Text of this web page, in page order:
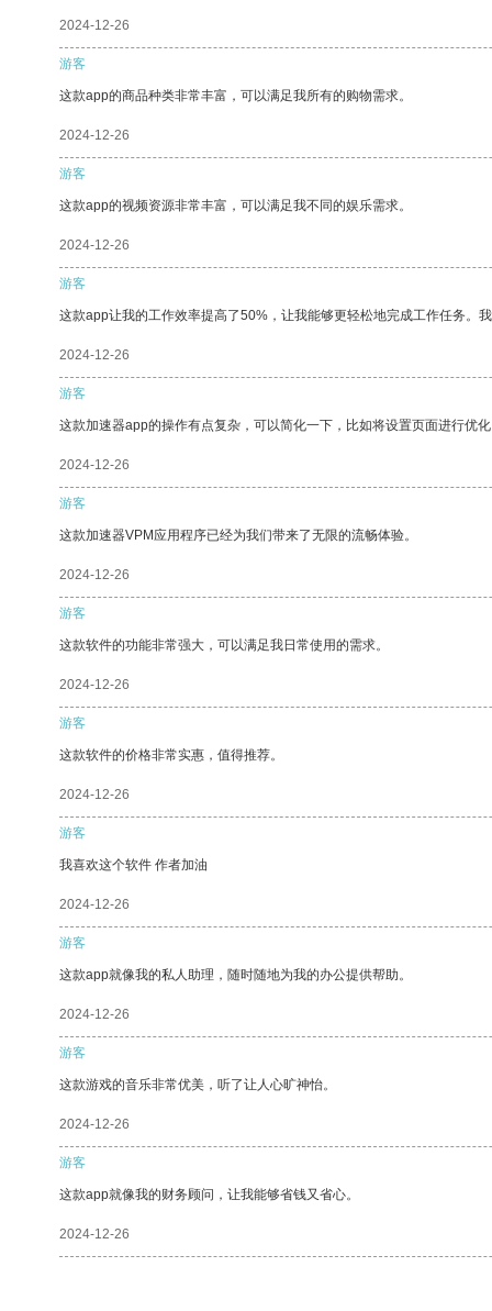
2024-12-26
游客
这款app的商品种类非常丰富，可以满足我所有的购物需求。
2024-12-26
游客
这款app的视频资源非常丰富，可以满足我不同的娱乐需求。
2024-12-26
游客
这款app让我的工作效率提高了50%，让我能够更轻松地完成工作任务。
2024-12-26
游客
这款加速器app的操作有点复杂，可以简化一下，比如将设置页面进行优
2024-12-26
游客
这款加速器VPM应用程序已经为我们带来了无限的流畅体验。
2024-12-26
游客
这款软件的功能非常强大，可以满足我日常使用的需求。
2024-12-26
游客
这款软件的价格非常实惠，值得推荐。
2024-12-26
游客
我喜欢这个软件 作者加油
2024-12-26
游客
这款app就像我的私人助理，随时随地为我的办公提供帮助。
2024-12-26
游客
这款游戏的音乐非常优美，听了让人心旷神怡。
2024-12-26
游客
这款app就像我的财务顾问，让我能够省钱又省心。
2024-12-26